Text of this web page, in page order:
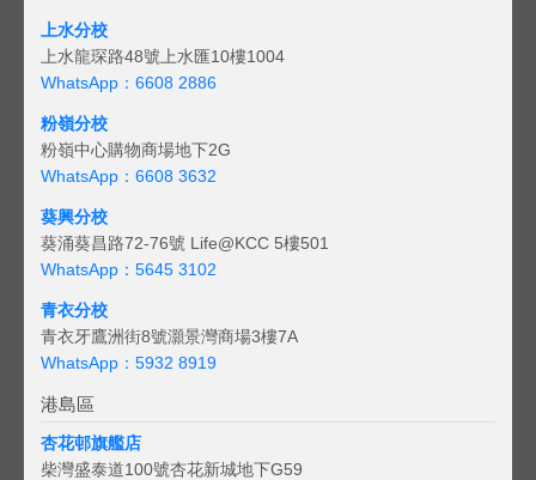
上水分校
上水龍琛路48號上水匯10樓1004
WhatsApp：6608 2886
粉嶺分校
粉嶺中心購物商場地下2G
WhatsApp：6608 3632
葵興分校
葵涌葵昌路72-76號 Life@KCC 5樓501
WhatsApp：5645 3102
青衣分校
青衣牙鷹洲街8號灝景灣商場3樓7A
WhatsApp：5932 8919
港島區
杏花邨旗艦店
柴灣盛泰道100號杏花新城地下G59